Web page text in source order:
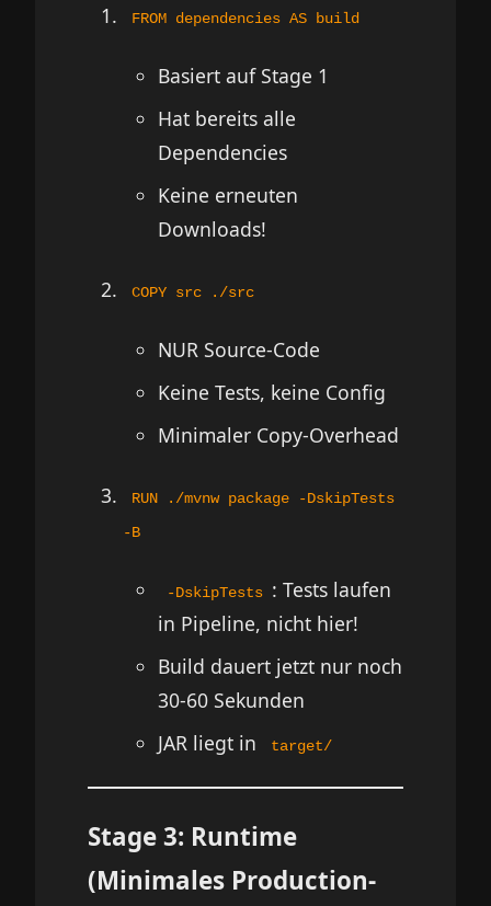
FROM dependencies AS build
Basiert auf Stage 1
Hat bereits alle
Dependencies
Keine erneuten
Downloads!
COPY src ./src
NUR Source-Code
Keine Tests, keine Config
Minimaler Copy-Overhead
RUN ./mvnw package -DskipTests
-B
-DskipTests : Tests laufen
in Pipeline, nicht hier!
Build dauert jetzt nur noch
30-60 Sekunden
JAR liegt in
target/
Stage 3: Runtime
(Minimales Production-